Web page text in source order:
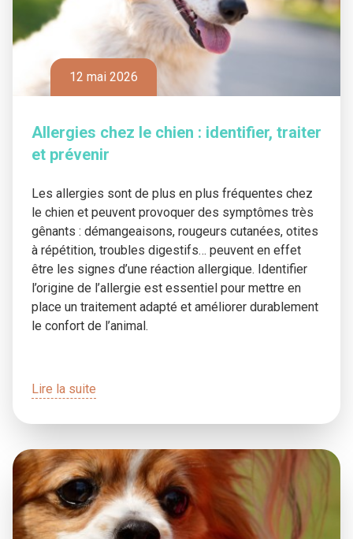
12 mai 2026
Allergies chez le chien : identifier, traiter
et prévenir
Les allergies sont de plus en plus fréquentes chez
le chien et peuvent provoquer des symptômes très
gênants : démangeaisons, rougeurs cutanées, otites
à répétition, troubles digestifs… peuvent en effet
être les signes d’une réaction allergique. Identifier
l’origine de l’allergie est essentiel pour mettre en
place un traitement adapté et améliorer durablement
le confort de l’animal.
Lire la suite